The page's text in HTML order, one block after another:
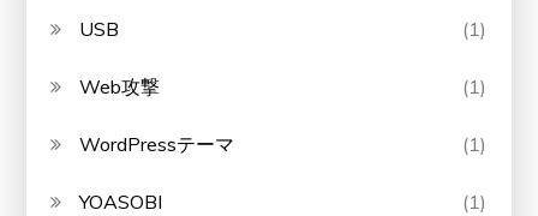
USB (1)
Web攻撃 (1)
WordPressテーマ (1)
YOASOBI (1)